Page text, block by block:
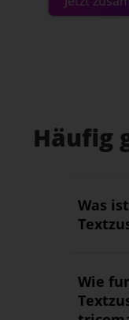
Häufig
Was
Wie